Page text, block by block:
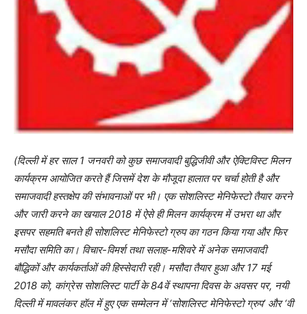
(दिल्ली में हर साल 1 जनवरी को कुछ समाजवादी बुद्धिजीवी और ऐक्टिविस्ट मिलन
कार्यक्रम आयोजित करते हैं जिसमें देश के मौजूदा हालात पर चर्चा होती है और
समाजवादी हस्तक्षेप की संभावनाओं पर भी। एक सोशलिस्ट मेनिफेस्टो तैयार करने
और जारी करने का खयाल 2018 में ऐसे ही मिलन कार्यक्रम में उभरा था और
इसपर सहमति बनते ही सोशलिस्ट मेनिफेस्टो ग्रुप का गठन किया गया और फिर
मसौदा समिति का। विचार-विमर्श तथा सलाह-मशिवरे में अनेक समाजवादी
बौद्धिकों और कार्यकर्ताओं की हिस्सेदारी रही। मसौदा तैयार हुआ और 17 मई
2018 को, कांग्रेस सोशलिस्ट पार्टी के 84वें स्थापना दिवस के अवसर पर, नयी
दिल्ली में मावलंकर हॉल में हुए एक सम्मेलन में ‘सोशलिस्ट मेनिफेस्टो ग्रुप’ और ‘वी